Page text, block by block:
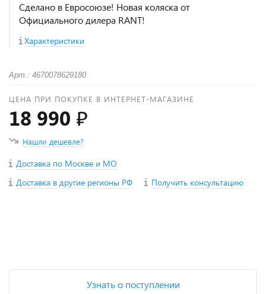
Сделано в Евросоюзе! Новая коляска от
Официального дилера RANT!
Характеристики
Арт.: 4670078629180
ЦЕНА ПРИ ПОКУПКЕ В ИНТЕРНЕТ-МАГАЗИНЕ
18 990 ₽
Нашли дешевле?
Доставка по Москве и МО
Доставка в другие регионы РФ
Получить консультацию
Узнать о поступлении